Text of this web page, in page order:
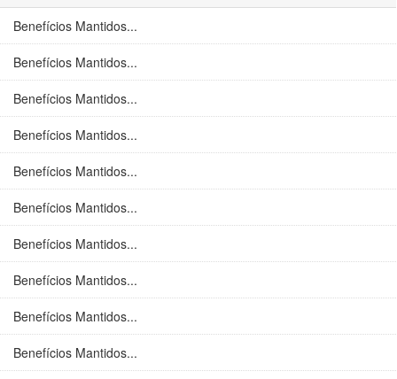
Benefícios Mantidos...
Benefícios Mantidos...
Benefícios Mantidos...
Benefícios Mantidos...
Benefícios Mantidos...
Benefícios Mantidos...
Benefícios Mantidos...
Benefícios Mantidos...
Benefícios Mantidos...
Benefícios Mantidos...